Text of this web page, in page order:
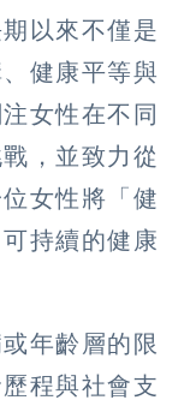
以來不僅是
健康平等與
女性在不同
，並致力從
女性將「健
持續的健康
年齡層的限
程與社會支